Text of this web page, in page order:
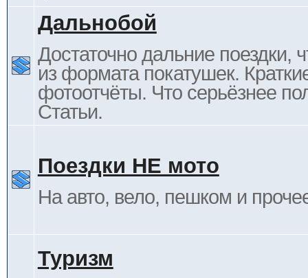
Дальнобой
Достаточно дальние поездки,
из формата покатушек.
фотоотчёты. Что серьёзнее
Статьи.
Поездки НЕ мото
На авто, вело, пешком и
Туризм